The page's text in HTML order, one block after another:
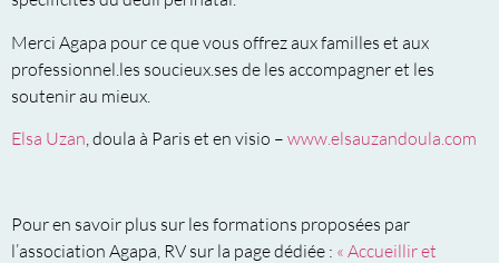
Merci Agapa pour ce que vous offrez aux familles et aux
professionnel.les soucieux.ses de les accompagner et les
soutenir au mieux.
Elsa Uzan, doula à Paris et en visio – www.elsauzandoula.com
Pour en savoir plus sur les formations proposées par
l’association Agapa, RV sur la page dédiée : « Accueillir et